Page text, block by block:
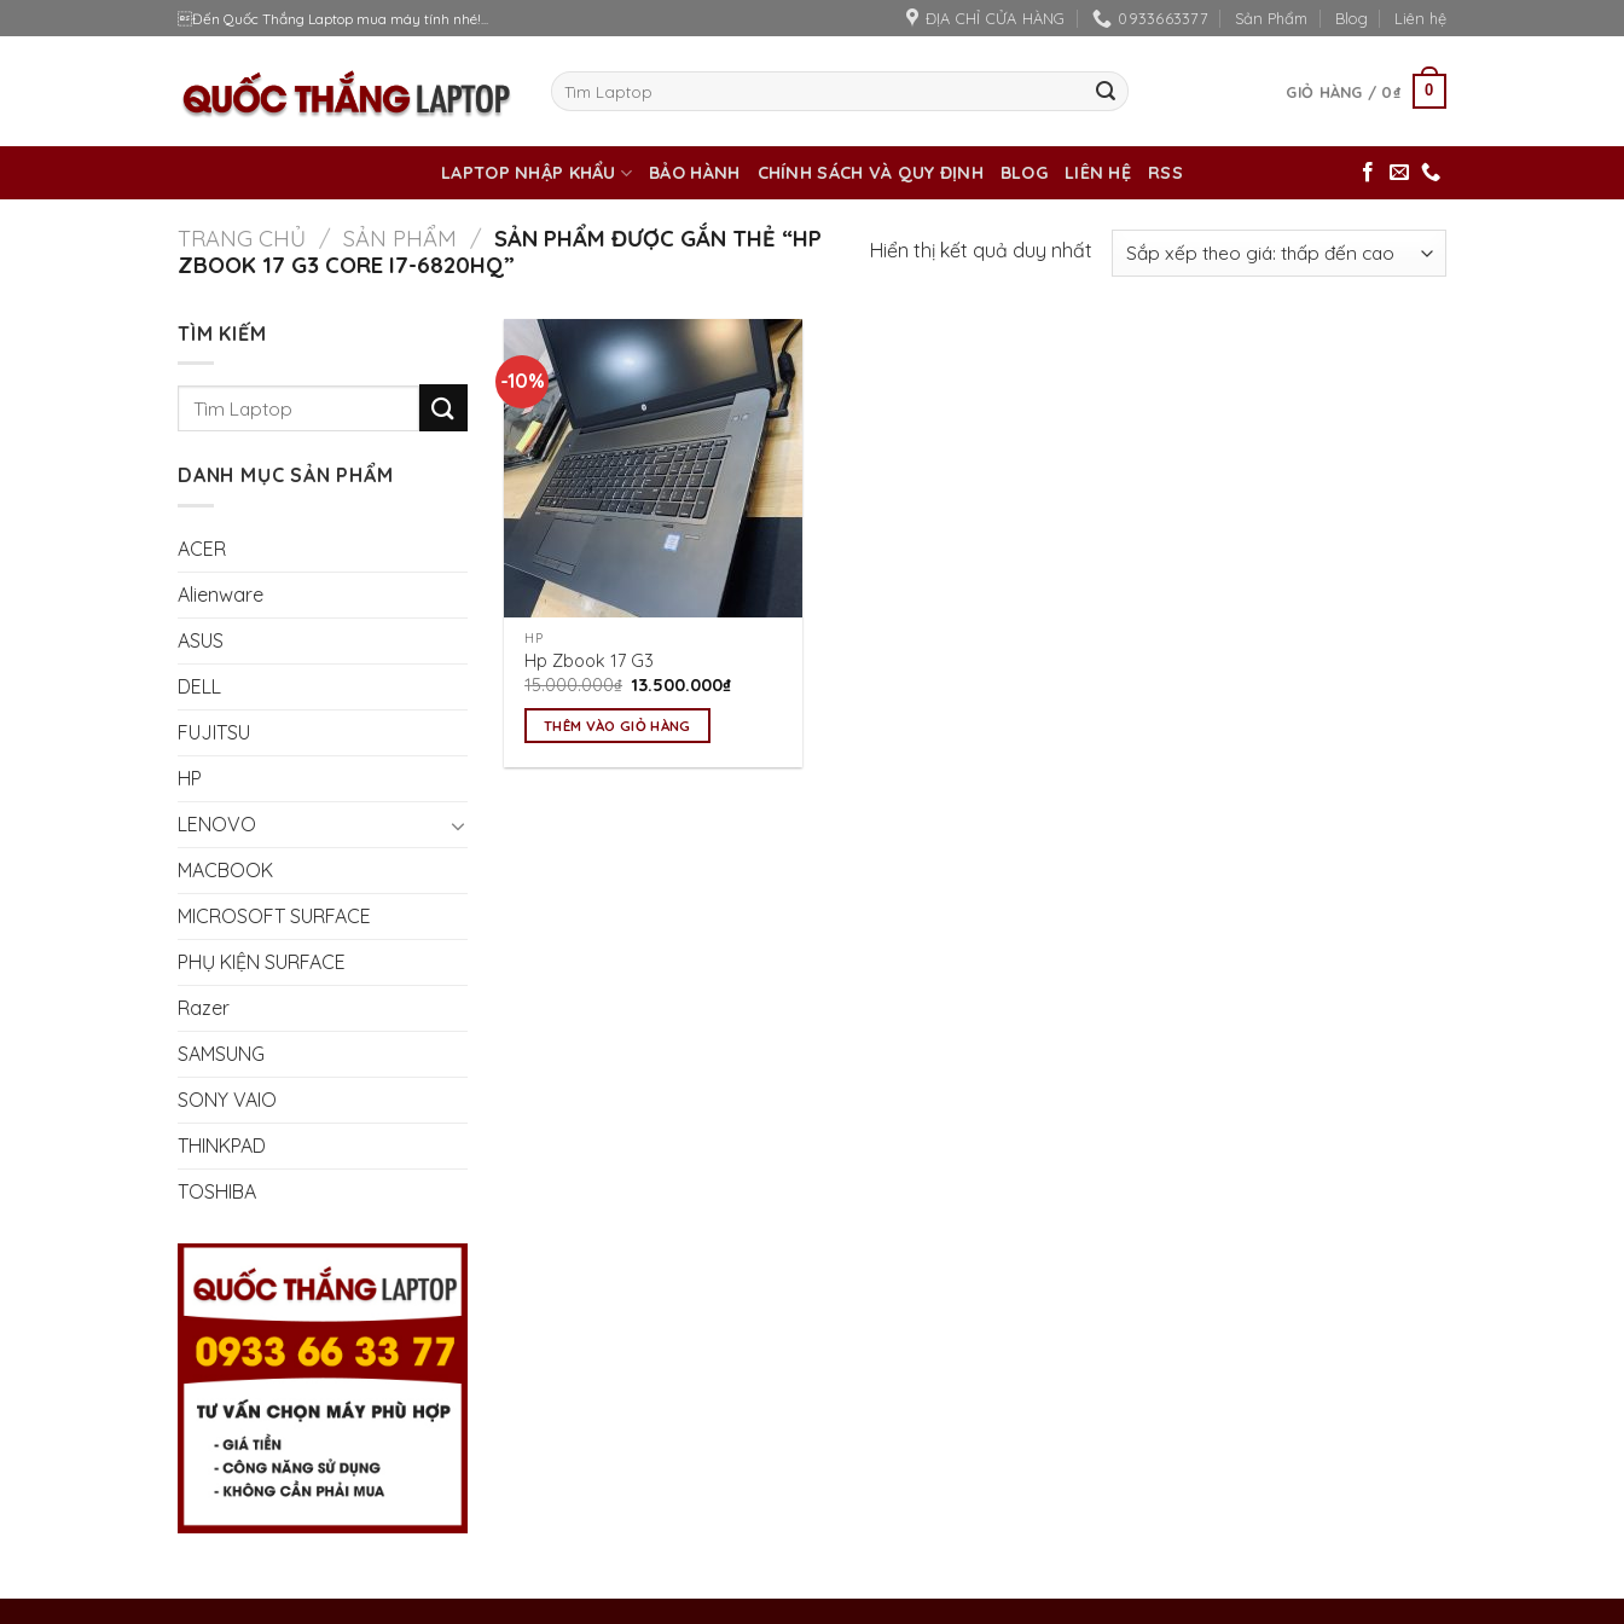
to
Đến Quốc Thắng Laptop mua máy tính nhé!... ĐỊA CHỈ CỬA HÀNG 0933663377 Sản Phẩm Blog Liên hệ
Tìm
kiếm:
GIỎ HÀNG / 0₫ 0
LAPTOP NHẬP KHẨU BẢO HÀNH CHÍNH SÁCH VÀ QUY ĐỊNH BLOG LIÊN HỆ RSS
TRANG CHỦ / SẢN PHẨM / SẢN PHẨM ĐƯỢC GẮN THẺ “HP
ZBOOK 17 G3 CORE I7-6820HQ”
Hiển thị kết quả duy nhất
TÌM KIẾM
DANH MỤC SẢN PHẨM
ACER
Alienware
ASUS
DELL
FUJITSU
HP
LENOVO
MACBOOK
MICROSOFT SURFACE
PHỤ KIỆN SURFACE
Razer
SAMSUNG
SONY VAIO
THINKPAD
TOSHIBA
-10%
HP
Hp Zbook 17 G3
15.000.000₫ Giá
là:
15.000.000₫.
13.500.000₫Giá
THÊM VÀO GIỎ HÀNG